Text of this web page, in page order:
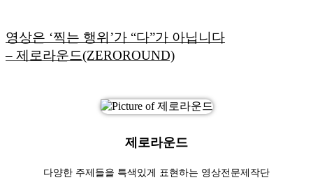
영상은 ‘찍는 행위’가 “다”가 아닙니다
– 제로라운드(ZEROROUND)
제로라운드
다양한 주제들을 특색있게 표현하는 영상전문제작단